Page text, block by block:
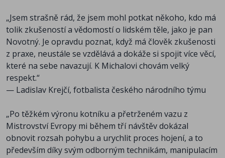
„Jsem strašně rád, že jsem mohl potkat někoho, kdo má
tolik zkušeností a vědomostí o lidském těle, jako je pan
Novotný. Je opravdu poznat, když má člověk zkušenosti
z praxe, neustále se vzdělává a dokáže si spojit více věcí,
které na sebe navazují. K Michalovi chovám velký
respekt.“
— Ladislav Krejčí, fotbalista českého národního týmu
„Po těžkém výronu kotníku a přetrženém vazu z
Mistrovství Evropy mi během tří návštěv dokázal
obnovit rozsah pohybu a urychlit proces hojení, a to
především díky svým odborným technikám, manipulacím